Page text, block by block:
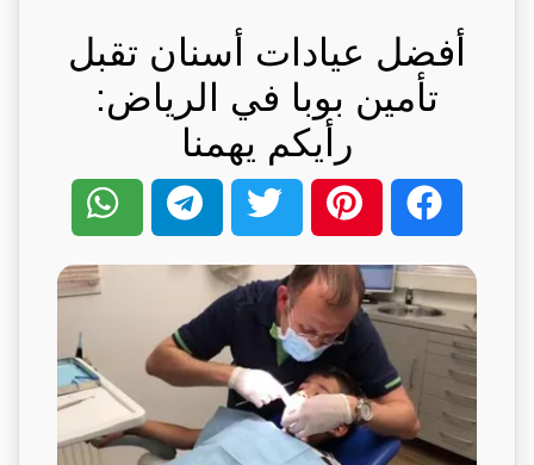
أفضل عيادات أسنان تقبل
تأمين بوبا في الرياض:
رأيكم يهمنا